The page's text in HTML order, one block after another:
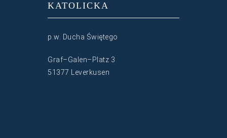
KATOLICKA
p.w. Ducha Świętego
Graf–Galen–Platz 3
51377 Leverkusen